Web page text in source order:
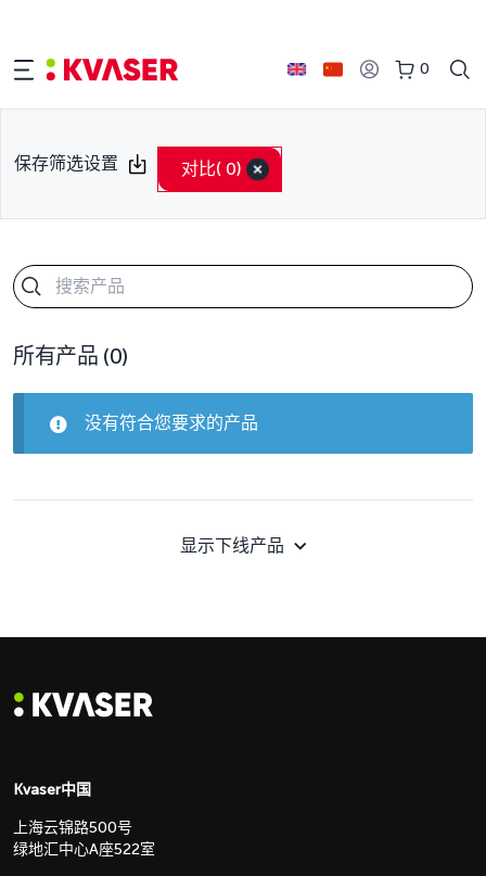
0
保存筛选设置 对比( 0)
所有产品 (0)
没有符合您要求的产品
显示下线产品
Kvaser中国
上海云锦路500号
绿地汇中心A座522室